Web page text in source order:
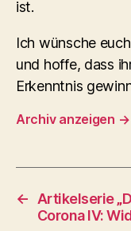
ist.
Ich wünsche
und hoffe, dass
Erkenntnis
Archiv anzeigen →
←
Artikelserie
Corona IV: